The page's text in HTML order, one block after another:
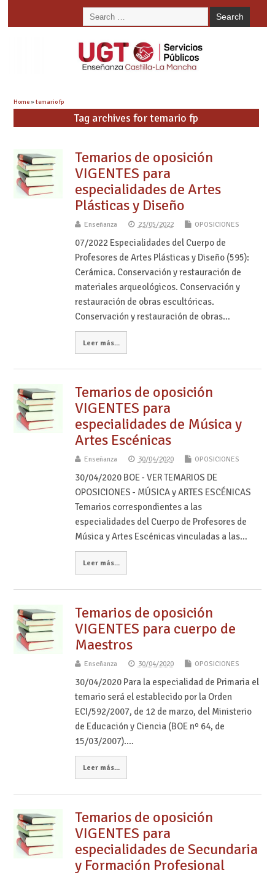
Home»temario fp
Tag archives for temario fp
Temarios de oposición
VIGENTES para
especialidades de Artes
Plásticas y Diseño
Enseñanza 23/05/2022 OPOSICIONES
07/2022 Especialidades del Cuerpo de
Profesores de Artes Plásticas y Diseño (595):
Cerámica. Conservación y restauración de
materiales arqueológicos. Conservación y
restauración de obras escultóricas.
Conservación y restauración de obras…
Leer más...
Temarios de oposición
VIGENTES para
especialidades de Música y
Artes Escénicas
Enseñanza 30/04/2020 OPOSICIONES
30/04/2020 BOE - VER TEMARIOS DE
OPOSICIONES - MÚSICA y ARTES ESCÉNICAS
Temarios correspondientes a las
especialidades del Cuerpo de Profesores de
Música y Artes Escénicas vinculadas a las…
Leer más...
Temarios de oposición
VIGENTES para cuerpo de
Maestros
Enseñanza 30/04/2020 OPOSICIONES
30/04/2020 Para la especialidad de Primaria el
temario será el establecido por la Orden
ECI/592/2007, de 12 de marzo, del Ministerio
de Educación y Ciencia (BOE nº 64, de
15/03/2007).…
Leer más...
Temarios de oposición
VIGENTES para
especialidades de Secundaria
y Formación Profesional